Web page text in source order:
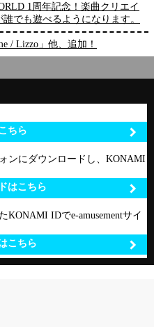
1周年記念！楽曲クリエイ
でも遊べるようになります。
/ Lizzo」他、追加！
ちら
ンにダウンロードし、KONAMI
はこちら
KONAMI IDでe-amusementサイ
こちら